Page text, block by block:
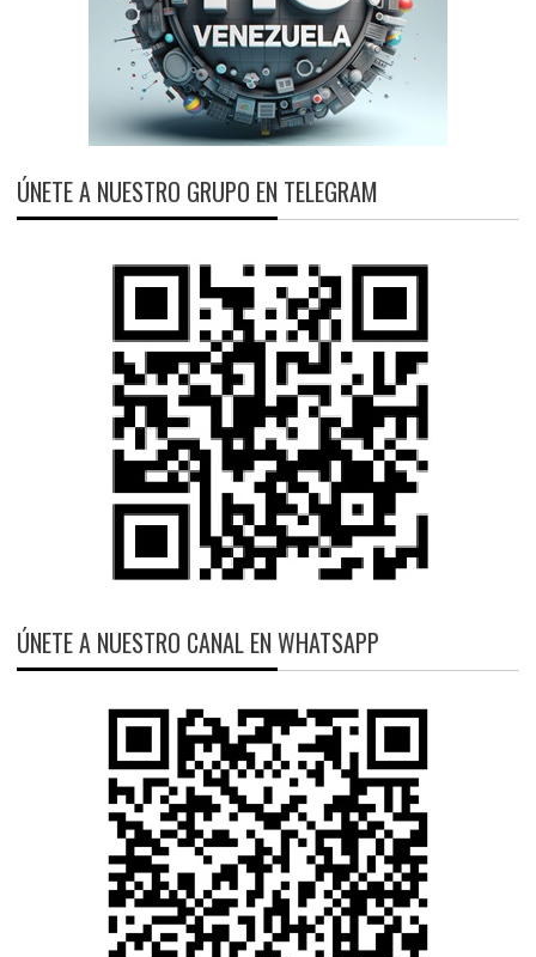
ÚNETE A NUESTRO GRUPO EN TELEGRAM
ÚNETE A NUESTRO CANAL EN WHATSAPP